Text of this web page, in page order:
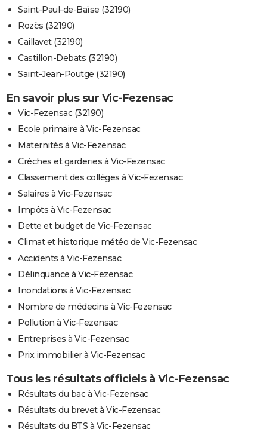
Saint-Paul-de-Baïse (32190)
Rozès (32190)
Caillavet (32190)
Castillon-Debats (32190)
Saint-Jean-Poutge (32190)
En savoir plus sur Vic-Fezensac
Vic-Fezensac (32190)
Ecole primaire à Vic-Fezensac
Maternités à Vic-Fezensac
Crèches et garderies à Vic-Fezensac
Classement des collèges à Vic-Fezensac
Salaires à Vic-Fezensac
Impôts à Vic-Fezensac
Dette et budget de Vic-Fezensac
Climat et historique météo de Vic-Fezensac
Accidents à Vic-Fezensac
Délinquance à Vic-Fezensac
Inondations à Vic-Fezensac
Nombre de médecins à Vic-Fezensac
Pollution à Vic-Fezensac
Entreprises à Vic-Fezensac
Prix immobilier à Vic-Fezensac
Tous les résultats officiels à Vic-Fezensac
Résultats du bac à Vic-Fezensac
Résultats du brevet à Vic-Fezensac
Résultats du BTS à Vic-Fezensac